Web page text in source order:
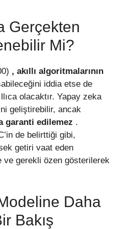
Gerçekten
Mi?
, akıllı algoritmalarının
iddia etse de
olacaktır. Yapay zeka
geliştirebilir, ancak
garanti edilemez .
de belirttiği gibi,
getiri vaat eden
ve gerekli özen gösterilerek
Daha
Bakış